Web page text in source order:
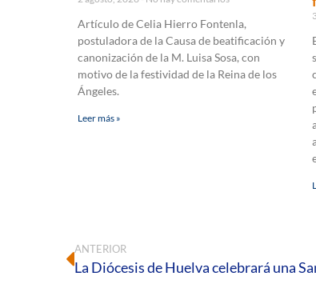
Artículo de Celia Hierro Fontenla,
postuladora de la Causa de beatificación y
canonización de la M. Luisa Sosa, con
motivo de la festividad de la Reina de los
Ángeles.
Leer más »
ANTERIOR